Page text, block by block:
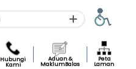
Hubungi
Kami
Aduan &
MaklumBalas
Peta
Laman